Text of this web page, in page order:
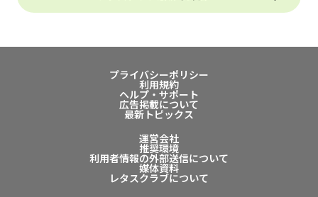
プライバシーポリシー
利用規約
ヘルプ・サポート
広告掲載について
最新トピックス
運営会社
推奨環境
利用者情報の外部送信について
媒体資料
レタスクラブについて